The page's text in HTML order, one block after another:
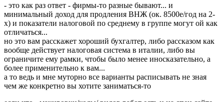
- это как раз ответ - фирмы-то разные бывают... и
минимальный доход для продления ВНЖ (ок. 8500е/год на 2-
х) и показатели налоговой по среднему в группе могут ой как
отличаться...
но это вам расскажет хороший бухгалтер, либо рассказом как
вообще действует налоговая система в италии, либо вы
ограничите ему рамки, чтобы было менее иносказательно, а
более применительно к вам...
а то ведь и мне муторно все варианты расписывать не зная
чем же конкретно вы хотите заниматься-то